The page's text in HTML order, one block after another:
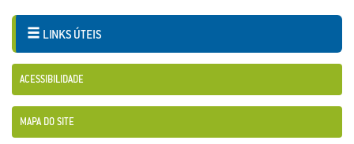
LINKS ÚTEIS
ACESSIBILIDADE
MAPA DO SITE